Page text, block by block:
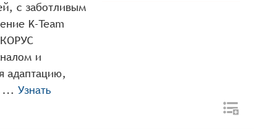
c заботливым
K-Team
и
адаптацию,
оценку, развитие и удерживание талантов. Решение с ... Узнать